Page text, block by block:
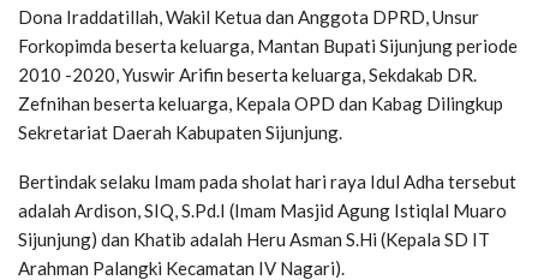
Dona Iraddatillah, Wakil Ketua dan Anggota DPRD, Unsur
Forkopimda beserta keluarga, Mantan Bupati Sijunjung periode
2010 -2020, Yuswir Arifin beserta keluarga, Sekdakab DR.
Zefnihan beserta keluarga, Kepala OPD dan Kabag Dilingkup
Sekretariat Daerah Kabupaten Sijunjung.
Bertindak selaku Imam pada sholat hari raya Idul Adha tersebut
adalah Ardison, SIQ, S.Pd.I (Imam Masjid Agung Istiqlal Muaro
Sijunjung) dan Khatib adalah Heru Asman S.Hi (Kepala SD IT
Arahman Palangki Kecamatan IV Nagari).